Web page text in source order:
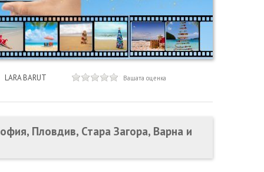
LARA BARUT Вашата оценка
Пловдив, Стара Загора, Варна и